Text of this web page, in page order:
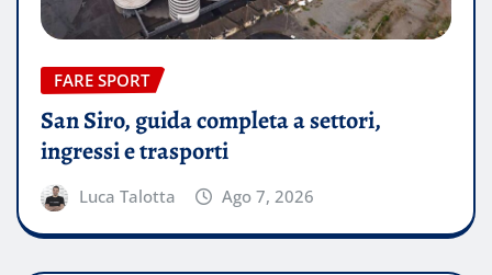
FARE SPORT
San Siro, guida completa a settori,
ingressi e trasporti
Luca Talotta Ago 7, 2026